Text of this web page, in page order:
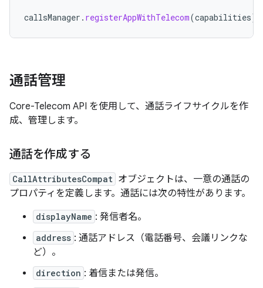
callsManager . registerAppWithTelecom(capabilities)
通話管理
Core-Telecom API を使用して、通話ライフサイクルを作
成、管理します。
通話を作成する
CallAttributesCompat オブジェクトは、一意の通話の
プロパティを定義します。通話には次の特性があります。
displayName : 発信者名。
address : 通話アドレス（電話番号、会議リンクな
ど）。
direction : 着信または発信。